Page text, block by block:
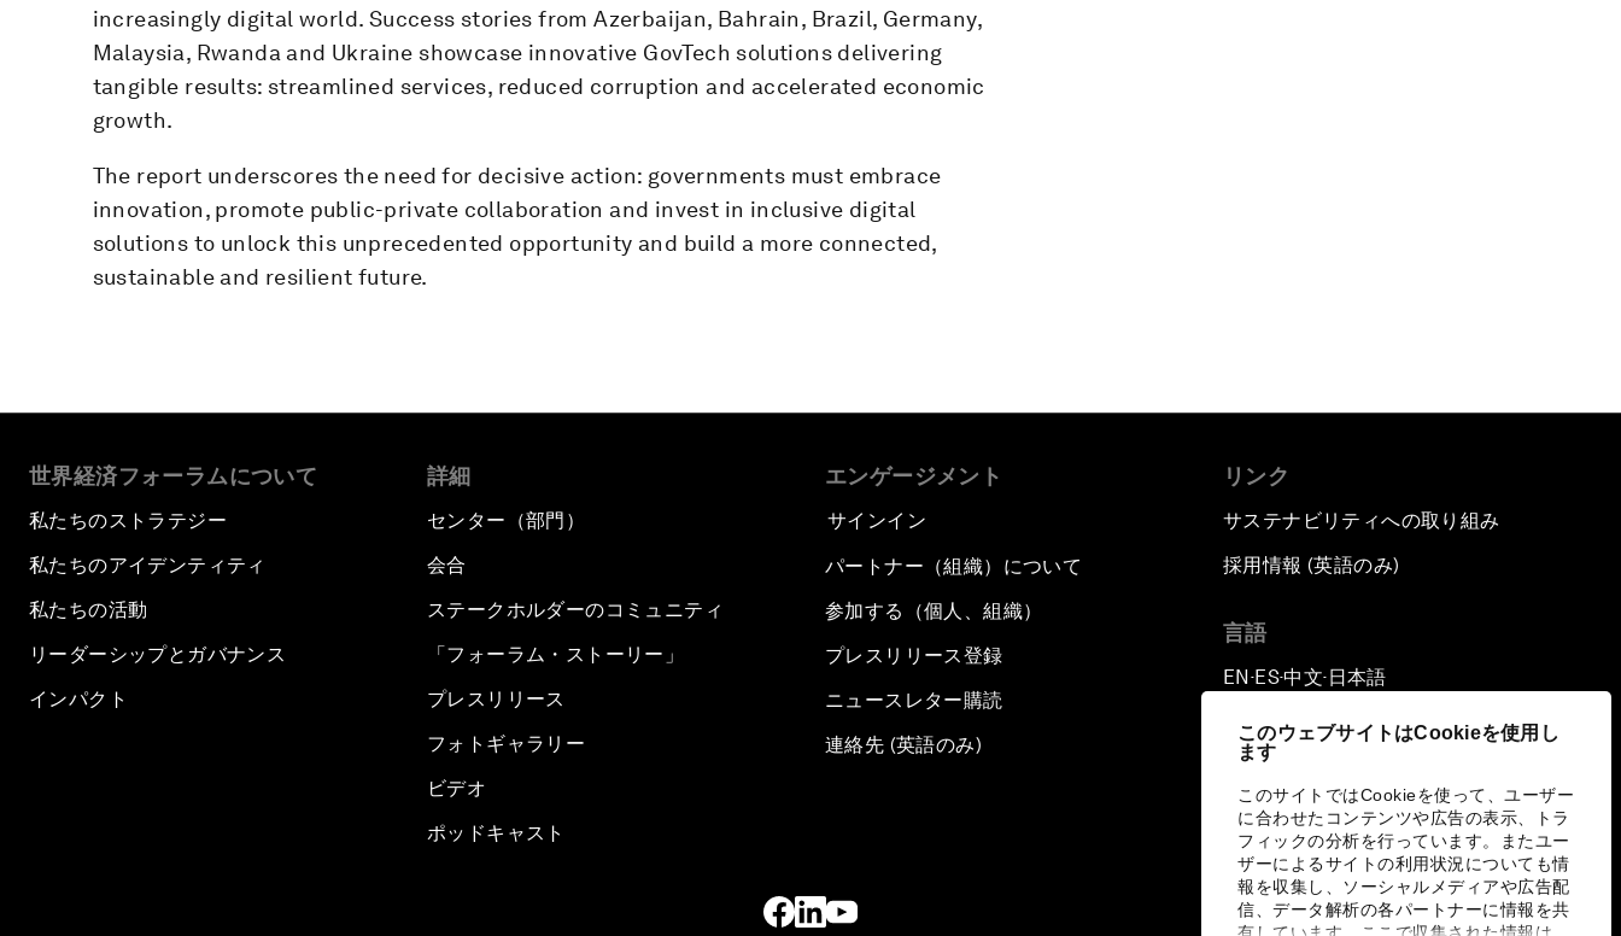
このウェブサイトはCookieを使用し
ます
このサイトではCookieを使って、ユーザー
に合わせたコンテンツや広告の表示、トラ
フィックの分析を行っています。またユー
ザーによるサイトの利用状況についても情
報を収集し、ソーシャルメディアや広告配
信、データ解析の各パートナーに情報を共
increasingly digital world. Success stories from Azerbaijan, Bahrain, Brazil, Germany,
Malaysia, Rwanda and Ukraine showcase innovative GovTech solutions delivering
tangible results: streamlined services, reduced corruption and accelerated economic
growth.
The report underscores the need for decisive action: governments must embrace
innovation, promote public-private collaboration and invest in inclusive digital
solutions to unlock this unprecedented opportunity and build a more connected,
sustainable and resilient future.
世界経済フォーラムについて
私たちのストラテジー
私たちのアイデンティティ
私たちの活動
リーダーシップとガバナンス
インパクト
詳細
センター（部門）
会合
ステークホルダーのコミュニティ
「フォーラム・ストーリー」
プレスリリース
フォトギャラリー
ビデオ
ポッドキャスト
エンゲージメント
サインイン
パートナー（組織）について
参加する（個人、組織）
プレスリリース登録
ニュースレター購読
連絡先 (英語のみ)
リンク
サステナビリティへの取り組み
採用情報 (英語のみ)
言語
EN ▪ ES▪中文▪ 日本語